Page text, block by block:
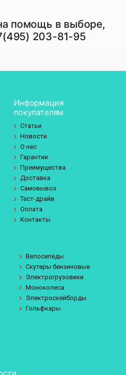
помощь в выборе,
203-81-95
Информация
покупателям
Статьи
Новости
О нас
Гарантии
Преимущества
Доставка
Самовывоз
Тест-драйв
Оплата
Контакты
Велосипеды
Скутеры бензиновые
Электрогрузовики
Моноколеса
Электроскейборды
Гольфкары